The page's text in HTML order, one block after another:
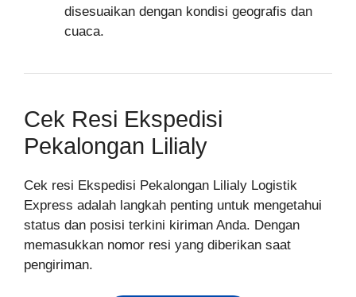
disesuaikan dengan kondisi geografis dan
cuaca.
Cek Resi Ekspedisi
Pekalongan Lilialy
Cek resi Ekspedisi Pekalongan Lilialy Logistik
Express adalah langkah penting untuk mengetahui
status dan posisi terkini kiriman Anda. Dengan
memasukkan nomor resi yang diberikan saat
pengiriman.